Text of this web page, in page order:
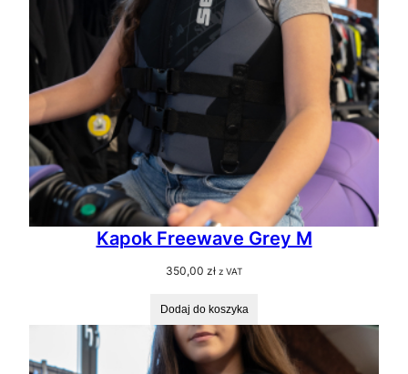
Kapok Freewave Grey M
350,00 zł z VAT
Dodaj do koszyka